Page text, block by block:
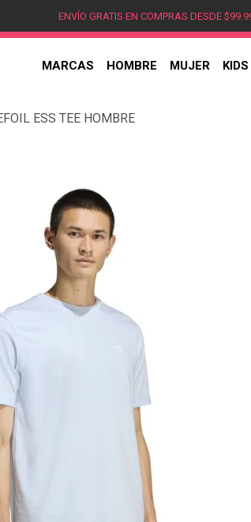
ENVÍO GRATIS EN COMPRAS DESDE
MARCAS HOMBRE MUJER KIDS
ESS TEE HOMBRE